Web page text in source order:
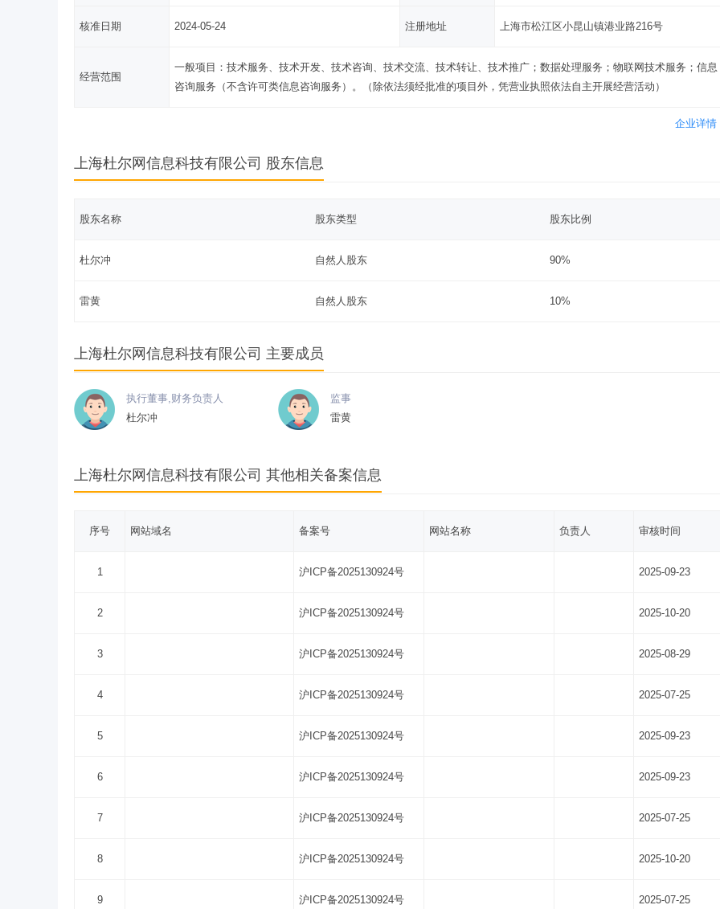
核准日期 2024-05-24 注册地址 上海市松江区小昆山镇港业路216号
经营范围
一般项目：技术服务、技术开发、技术咨询、技术交流、技术转让、技术推广；数据处理服务；物联网技术服务；信息
咨询服务（不含许可类信息咨询服务）。（除依法须经批准的项目外，凭营业执照依法自主开展经营活动）
企业详情
上海杜尔网信息科技有限公司 股东信息
股东名称 股东类型 股东比例
杜尔冲 自然人股东 90%
雷黄 自然人股东 10%
上海杜尔网信息科技有限公司 主要成员
执行董事,财务负责人
杜尔冲
监事
雷黄
上海杜尔网信息科技有限公司 其他相关备案信息
序号 网站域名 备案号 网站名称 负责人 审核时间
1 沪ICP备2025130924号 2025-09-23
2 沪ICP备2025130924号 2025-10-20
3 沪ICP备2025130924号 2025-08-29
4 沪ICP备2025130924号 2025-07-25
5 沪ICP备2025130924号 2025-09-23
6 沪ICP备2025130924号 2025-09-23
7 沪ICP备2025130924号 2025-07-25
8 沪ICP备2025130924号 2025-10-20
9 沪ICP备2025130924号 2025-07-25